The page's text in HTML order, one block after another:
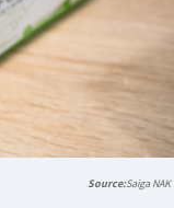
Saiga NAK